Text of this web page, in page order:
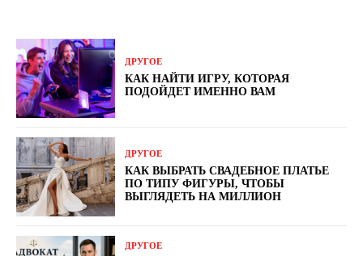
ДРУГОЕ
КАК НАЙТИ ИГРУ, КОТОРАЯ
ПОДОЙДЕТ ИМЕННО ВАМ
ДРУГОЕ
КАК ВЫБРАТЬ СВАДЕБНОЕ ПЛАТЬЕ
ПО ТИПУ ФИГУРЫ, ЧТОБЫ
ВЫГЛЯДЕТЬ НА МИЛЛИОН
ДРУГОЕ